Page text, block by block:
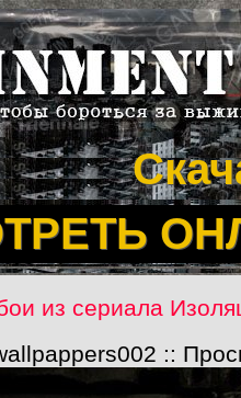
из сериала
::